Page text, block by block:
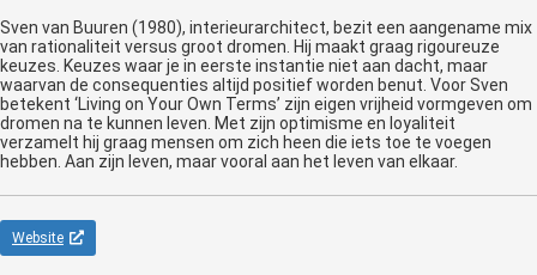
Sven van Buuren (1980), interieurarchitect, bezit een aangename mix
van rationaliteit versus groot dromen. Hij maakt graag rigoureuze
keuzes. Keuzes waar je in eerste instantie niet aan dacht, maar
waarvan de consequenties altijd positief worden benut. Voor Sven
betekent ‘Living on Your Own Terms’ zijn eigen vrijheid vormgeven om
dromen na te kunnen leven. Met zijn optimisme en loyaliteit
verzamelt hij graag mensen om zich heen die iets toe te voegen
hebben. Aan zijn leven, maar vooral aan het leven van elkaar.
Website